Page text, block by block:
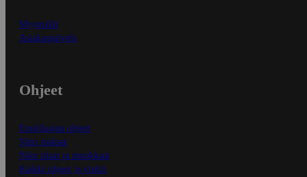
Myymälät
Asiakaspalvelu
Ohjeet
Ensitilaajan ohjeet
Näin maksat
Näin tilaat ja muokkaat
Kaikki ohjeet ja vinkit